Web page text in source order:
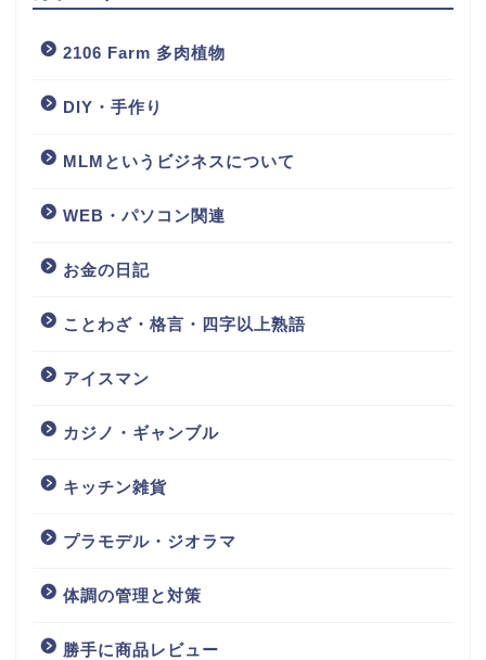
2106 Farm 多肉植物
DIY・手作り
MLMというビジネスについて
WEB・パソコン関連
お金の日記
ことわざ・格言・四字以上熟語
アイスマン
カジノ・ギャンブル
キッチン雑貨
プラモデル・ジオラマ
体調の管理と対策
勝手に商品レビュー